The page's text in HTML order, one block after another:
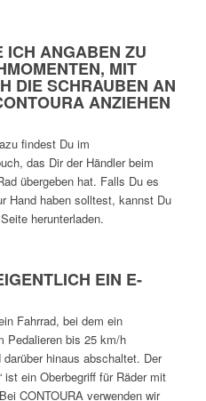
ICH ANGABEN ZU
MIT
DIE SCHRAUBEN AN
ANZIEHEN
findest Du im
das Dir der Händler beim
übergeben hat. Falls Du es
Hand haben solltest, kannst Du
herunterladen.
EIN E-
Fahrrad, bei dem ein
Pedalieren bis 25 km/h
hinaus abschaltet. Der
ist ein Oberbegriff für Räder mit
CONTOURA verwenden wir